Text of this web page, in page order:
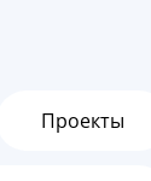
Проекты